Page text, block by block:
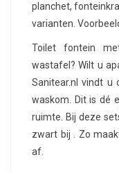
planchet,
varianten.
Toilet fontein
wastafel? Wilt u
Sanitear.nl vindt u
waskom. Dit is dé
ruimte. Bij deze
zwart bij . Zo
af.